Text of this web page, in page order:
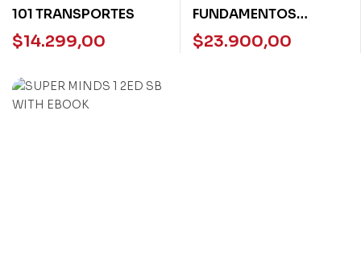
101 TRANSPORTES
$14.299,00
FUNDAMENTOS
CIVICOS PARA UNA
VIDA EN LIBERTAD
$23.900,00